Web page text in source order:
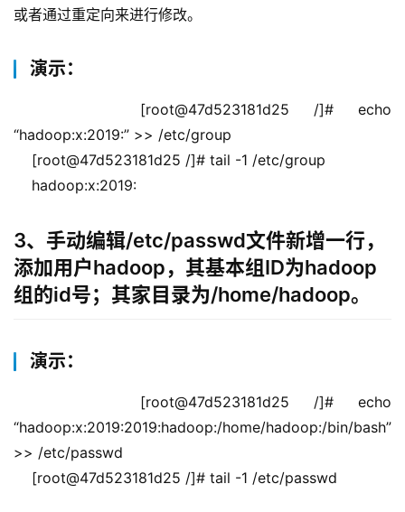
或者通过重定向来进行修改。
演示：
[root@47d523181d25 /]# echo
“hadoop:x:2019:” >> /etc/group
[root@47d523181d25 /]# tail -1 /etc/group
hadoop:x:2019:
3、手动编辑/etc/passwd文件新增一行，
添加用户hadoop，其基本组ID为hadoop
组的id号；其家目录为/home/hadoop。
演示：
[root@47d523181d25 /]# echo
“hadoop:x:2019:2019:hadoop:/home/hadoop:/bin/bash”
>> /etc/passwd
[root@47d523181d25 /]# tail -1 /etc/passwd